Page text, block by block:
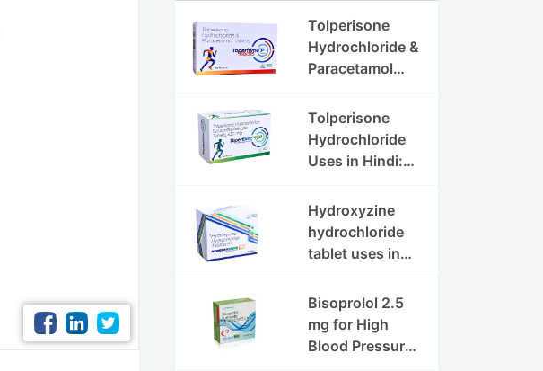
Tolperisone
Hydrochloride &
Paracetamol
Benefits,
Dosage & Side
Effects
Tolperisone
Hydrochloride
Uses in Hindi:
इफेक्ट्स और
सावधानियां
Hydroxyzine
hydrochloride
tablet uses in
हाइड्रोक्सीज़ाइन
हाइड्रोक्लोराइड
टैबलेट उपयोग व लाभ |
Bisoprolol 2.5
mg for High
Blood Pressure